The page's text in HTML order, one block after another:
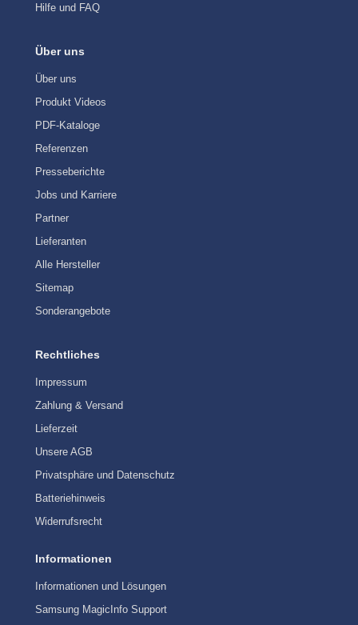
Hilfe und FAQ
Über uns
Über uns
Produkt Videos
PDF-Kataloge
Referenzen
Presseberichte
Jobs und Karriere
Partner
Lieferanten
Alle Hersteller
Sitemap
Sonderangebote
Rechtliches
Impressum
Zahlung & Versand
Lieferzeit
Unsere AGB
Privatsphäre und Datenschutz
Batteriehinweis
Widerrufsrecht
Informationen
Informationen und Lösungen
Samsung MagicInfo Support